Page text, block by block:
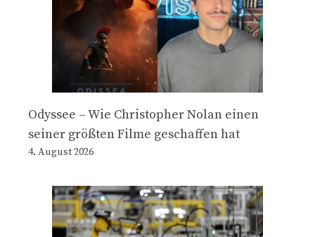
Odyssee – Wie Christopher Nolan einen
seiner größten Filme geschaffen hat
4. August 2026